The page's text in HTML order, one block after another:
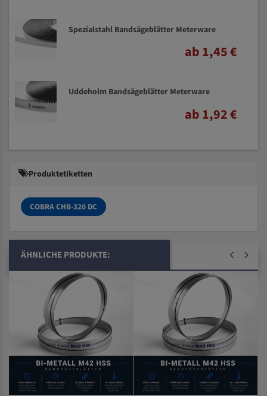
Spezialstahl Bandsägeblätter Meterware
ab 1,45 €
Uddeholm Bandsägeblätter Meterware
ab 1,92 €
Produktetiketten
COBRA CHB-320 DC
ÄHNLICHE PRODUKTE: